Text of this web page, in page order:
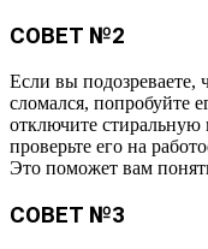
СОВЕТ №2
Если вы подозреваете,
сломался, попробуйте
отключите стиральную
проверьте его на
Это поможет вам
СОВЕТ №3